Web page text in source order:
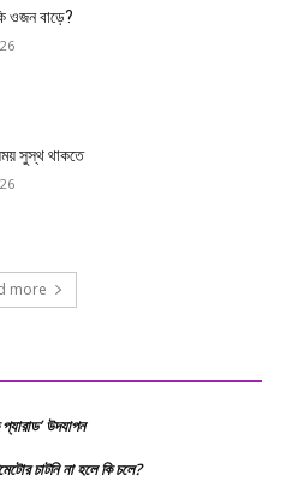
ওজন বাড়ে?
সুস্থ থাকতে
more
উদযাপন
চাটনি না হলে কি চলে?